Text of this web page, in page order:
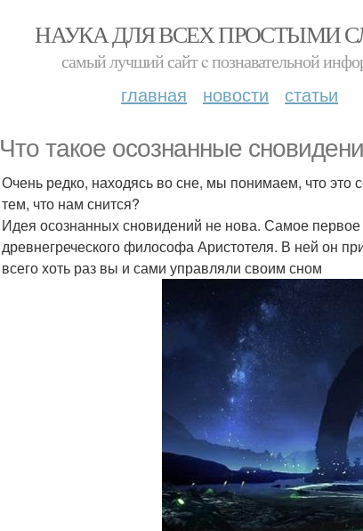
НАУКА ДЛЯ ВСЕХ ПРОСТЫМИ
самый лучший сайт c познавательной
главная новости статьи
Что такое осознанные
Очень редко, находясь во сне, мы понимаем, что это
тем, что нам снится?
Идея осознанных сновидений не нова. Самое
древнегреческого философа Аристотеля. В ней он
всего хоть раз вы и сами управляли своим сном